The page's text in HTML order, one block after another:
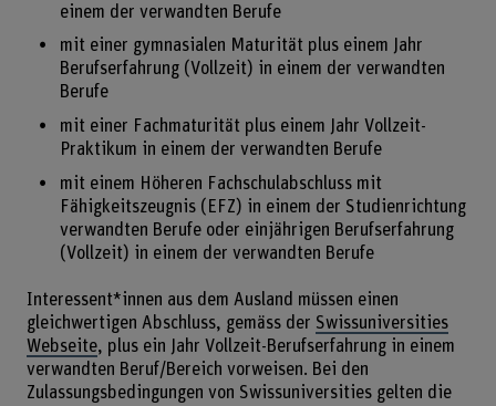
einem der verwandten Berufe
mit einer gymnasialen Maturität plus einem Jahr
Berufserfahrung (Vollzeit) in einem der verwandten
Berufe
mit einer Fachmaturität plus einem Jahr Vollzeit-
Praktikum in einem der verwandten Berufe
mit einem Höheren Fachschulabschluss mit
Fähigkeitszeugnis (EFZ) in einem der Studienrichtung
verwandten Berufe oder einjährigen Berufserfahrung
(Vollzeit) in einem der verwandten Berufe
Interessent*innen aus dem Ausland müssen einen
gleichwertigen Abschluss, gemäss der Swissuniversities
Webseite, plus ein Jahr Vollzeit-Berufserfahrung in einem
verwandten Beruf/Bereich vorweisen. Bei den
Zulassungsbedingungen von Swissuniversities gelten die